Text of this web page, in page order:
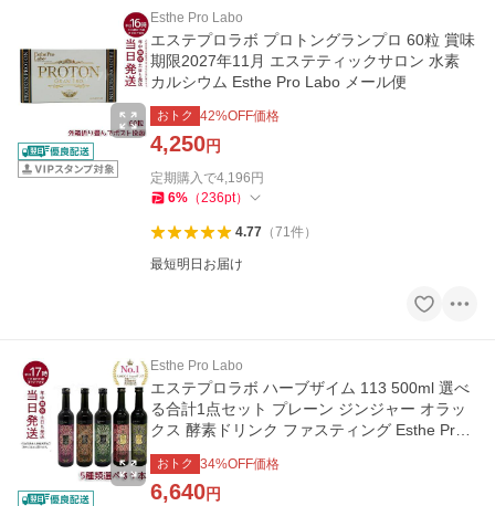
Esthe Pro Labo
エステプロラボ プロトングランプロ 60粒 賞味
期限2027年11月 エステティックサロン 水素
カルシウム Esthe Pro Labo メール便
おトク 42%OFF価格
4,250円
定期購入で4,196 円
6% （236pt）
4.77（71件）
最短明日お届け
Esthe Pro Labo
エステプロラボ ハーブザイム 113 500ml 選べ
る合計1点セット プレーン ジンジャー オラッ
クス 酵素ドリンク ファスティング Esthe Pro L
abo
おトク 34%OFF価格
6,640円